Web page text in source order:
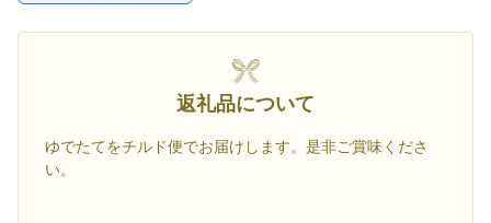
返礼品について
ゆでたてをチルド便でお届けします。是非ご賞味くださ
い。